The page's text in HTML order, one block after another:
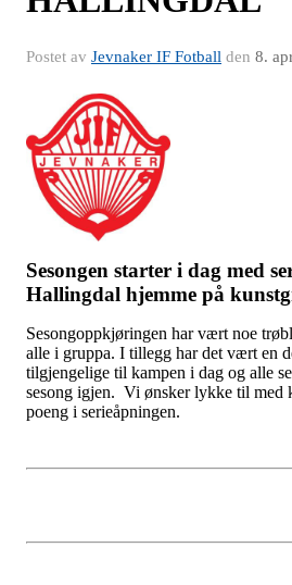
Postet av Jevnaker IF Fotball den 8.
Sesongen starter i dag med
Hallingdal hjemme på
Sesongoppkjøringen har vært noe
alle i gruppa. I tillegg har det vært en
tilgjengelige til kampen i dag og alle
sesong igjen. Vi ønsker lykke til med
poeng i serieåpningen.